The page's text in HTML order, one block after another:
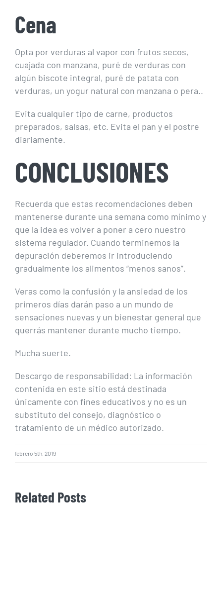
Cena
Opta por verduras al vapor con frutos secos,
cuajada con manzana, puré de verduras con
algún biscote integral, puré de patata con
verduras, un yogur natural con manzana o pera..
Evita cualquier tipo de carne, productos
preparados, salsas, etc. Evita el pan y el postre
diariamente.
CONCLUSIONES
Recuerda que estas recomendaciones deben
mantenerse durante una semana como mínimo y
que la idea es volver a poner a cero nuestro
sistema regulador. Cuando terminemos la
depuración deberemos ir introduciendo
gradualmente los alimentos “menos sanos”.
Veras como la confusión y la ansiedad de los
primeros días darán paso a un mundo de
sensaciones nuevas y un bienestar general que
querrás mantener durante mucho tiempo.
Mucha suerte.
Descargo de responsabilidad: La información
contenida en este sitio está destinada
únicamente con fines educativos y no es un
substituto del consejo, diagnóstico o
tratamiento de un médico autorizado.
febrero 5th, 2019
Related Posts